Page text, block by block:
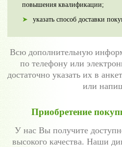
повышения квалификации;
указать способ доставки
Всю дополнительную
по телефону или
достаточно указать их в
или
Приобретение
У нас Вы получите
высокого качества. Наши